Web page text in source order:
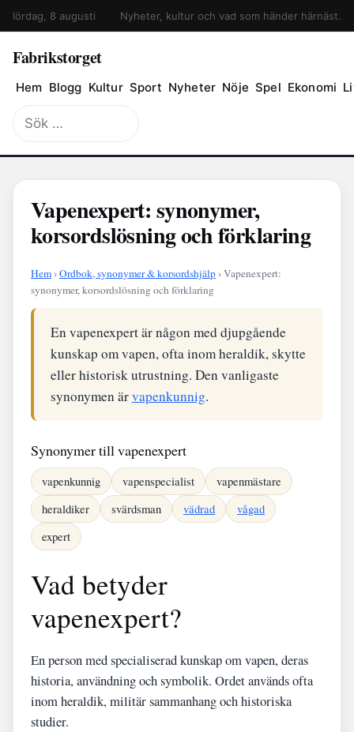
lördag, 8 augusti Nyheter, kultur och vad som händer härnäst.
Fabrikstorget
Hem Blogg Kultur Sport Nyheter Nöje Spel Ekonomi
Sök
efter:
Vapenexpert: synonymer,
korsordslösning och förklaring
Hem›Ordbok, synonymer & korsordshjälp› Vapenexpert:
synonymer, korsordslösning och förklaring
En vapenexpert är någon med djupgående
kunskap om vapen, ofta inom heraldik, skytte
eller historisk utrustning. Den vanligaste
synonymen ärvapenkunnig.
Synonymer till vapenexpert
vapenkunnig vapenspecialist
vapenmästare
heraldiker
svärdsman vädrad
vågad
expert
Vad betyder
vapenexpert?
En person med specialiserad kunskap om vapen, deras
historia, användning och symbolik. Ordet används ofta
inom heraldik, militär sammanhang och historiska
studier.